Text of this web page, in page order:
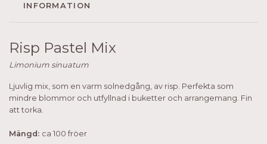
INFORMATION
Risp Pastel Mix
Limonium sinuatum
Ljuvlig mix, som en varm solnedgång, av risp. Perfekta som
mindre blommor och utfyllnad i buketter och arrangemang. Fin
att torka.
Mängd: ca 100 fröer